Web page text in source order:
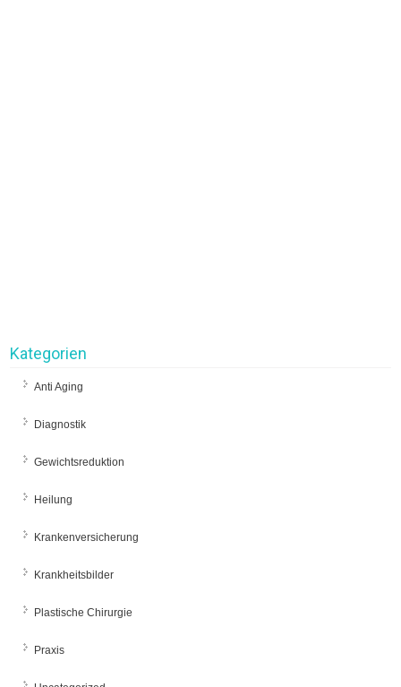
Kategorien
Anti Aging
Diagnostik
Gewichtsreduktion
Heilung
Krankenversicherung
Krankheitsbilder
Plastische Chirurgie
Praxis